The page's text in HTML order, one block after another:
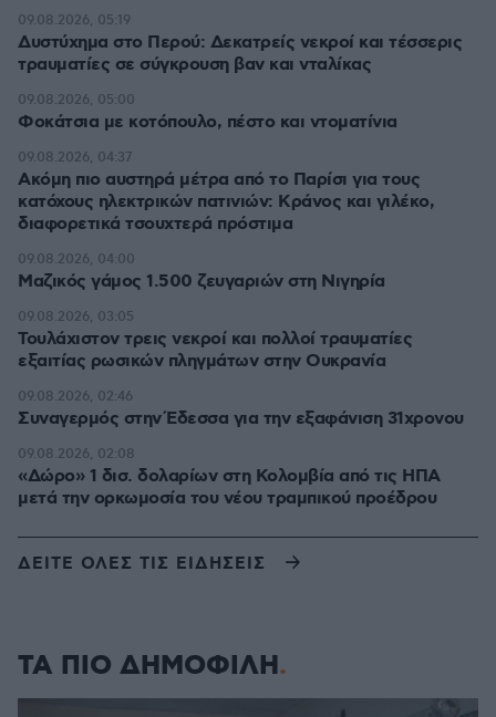
Δυστύχημα στο Περού: Δεκατρείς νεκροί και τέσσερις
τραυματίες σε σύγκρουση βαν και νταλίκας
09.08.2026, 05:19
Φοκάτσια με κοτόπουλο, πέστο και ντοματίνια
09.08.2026, 05:00
Ακόμη πιο αυστηρά μέτρα από το Παρίσι για τους
κατόχους ηλεκτρικών πατινιών: Κράνος και γιλέκο,
διαφορετικά τσουχτερά πρόστιμα
09.08.2026, 04:37
Μαζικός γάμος 1.500 ζευγαριών στη Νιγηρία
09.08.2026, 04:00
Τουλάχιστον τρεις νεκροί και πολλοί τραυματίες
εξαιτίας ρωσικών πληγμάτων στην Ουκρανία
09.08.2026, 03:05
Συναγερμός στην Έδεσσα για την εξαφάνιση 31χρονου
09.08.2026, 02:46
«Δώρο» 1 δισ. δολαρίων στη Κολομβία από τις ΗΠΑ
μετά την ορκωμοσία του νέου τραμπικού προέδρου
09.08.2026, 02:08
ΔΕΙΤΕ ΟΛΕΣ ΤΙΣ ΕΙΔΗΣΕΙΣ
ΤΑ ΠΙΟ ΔΗΜΟΦΙΛΗ